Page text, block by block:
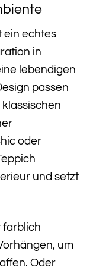
ein echtes
in
lebendigen
passen
oder
und setzt
farblich
um
Oder